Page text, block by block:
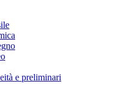
e preliminari